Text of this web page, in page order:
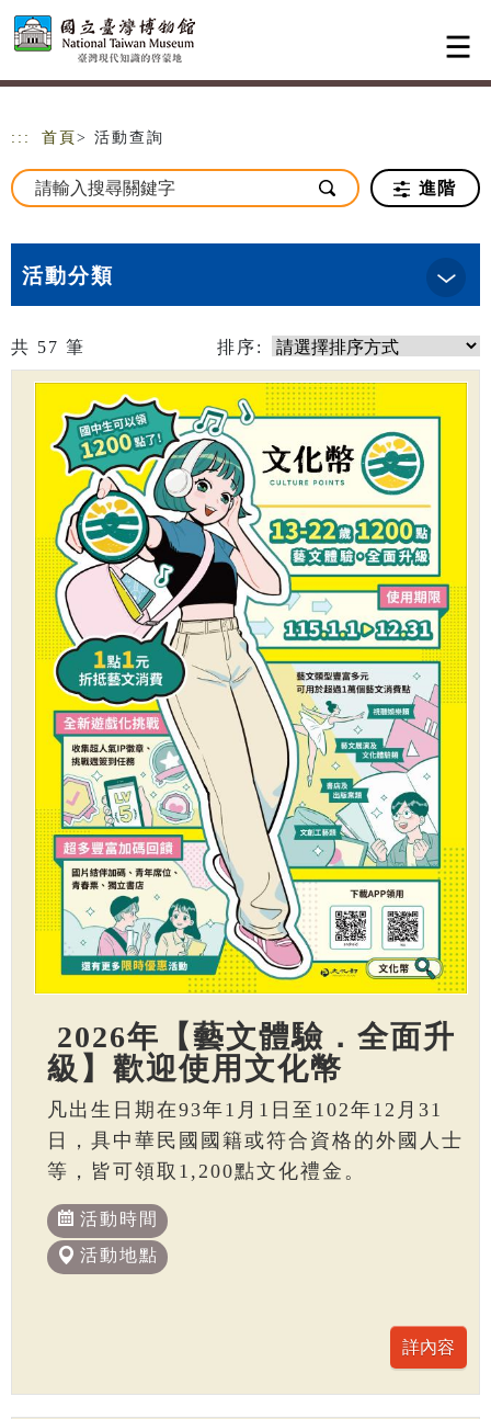
跳到主要內容
網站導覽
::: 首頁 > 活動查詢
進階
活動分類
共 57 筆 排序:
2026年【藝文體驗．全面升
級】歡迎使用文化幣
凡出生日期在93年1月1日至102年12月31
日，具中華民國國籍或符合資格的外國人士
等，皆可領取1,200點文化禮金。
活動時間
活動地點